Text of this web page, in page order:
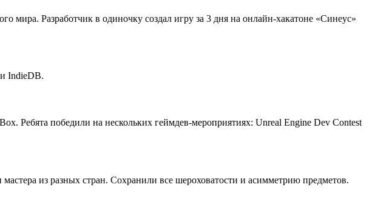
мира. Разработчик в одиночку создал игру за 3 дня на онлайн-хакатоне «Синеус»
IndieDB.
победили на нескольких геймдев-мероприятиях: Unreal Engine Dev Contest
из разных стран. Сохранили все шероховатости и асимметрию предметов.